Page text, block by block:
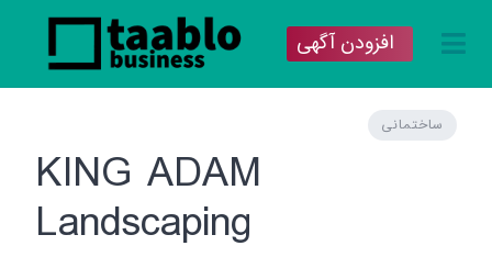
افزودن آگهی
ساختمانی
KING ADAM
Landscaping